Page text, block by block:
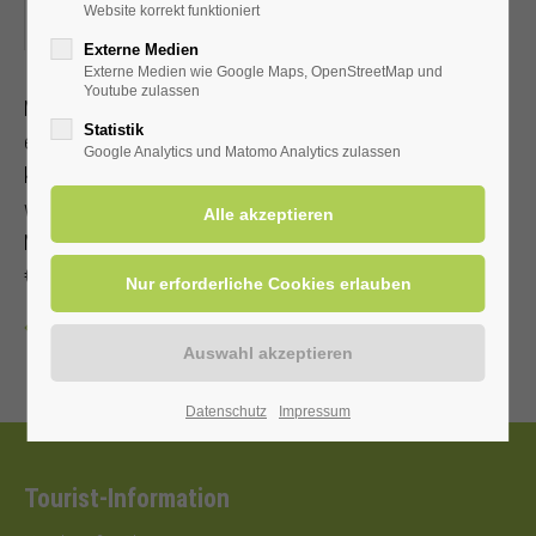
Material wie Häkelnadel und Wolle ist vorhanden. Gegen
einen kleinen Betrag
kann dieses erworben oder gerne auch selbermitgebracht
werden.
Mit Kur-/Einwohnerkarte Eintritt frei, ohne 3,00
€
Zurück
Tourist-Information
Website korrekt funktioniert
Externe Medien
Externe Medien wie Google Maps, OpenStreetMap und
Youtube zulassen
Statistik
Google Analytics und Matomo Analytics zulassen
Datenschutz Impressum